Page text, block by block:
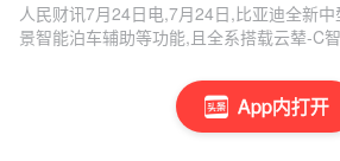
App内打开
人民财讯7月24日电,7月24日,比亚迪全新
景智能泊车辅助等功能,且全系搭载云辇-C